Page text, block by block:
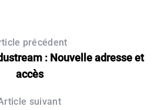
précédent
: Nouvelle adresse et
accès
suivant